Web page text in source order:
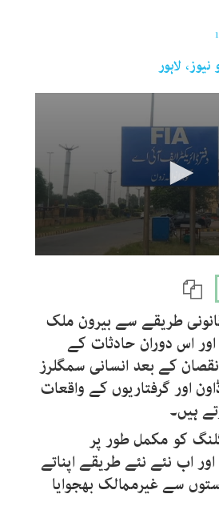
لاہور
seconds
طریقے سے بیرون ملک
اس دوران حادثات کے
کے بعد انسانی سمگلرز
اور گرفتاریوں کے واقعات
ہیں۔
کو مکمل طور پر
اب نئے نئے طریقے اپناتے
سے غیرممالک بھجوایا